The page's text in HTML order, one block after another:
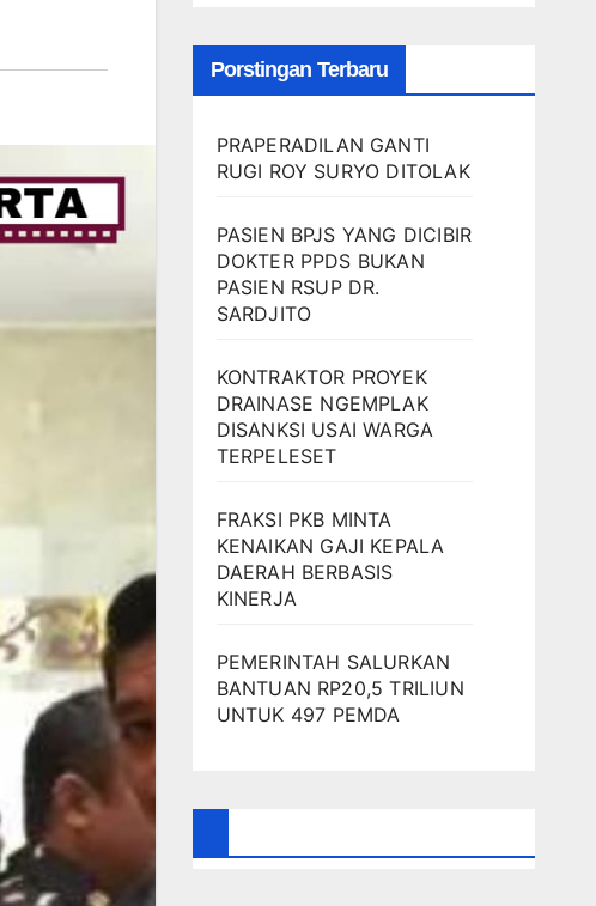
Porstingan Terbaru
PRAPERADILAN GANTI
RUGI ROY SURYO DITOLAK
PASIEN BPJS YANG DICIBIR
DOKTER PPDS BUKAN
PASIEN RSUP DR.
SARDJITO
KONTRAKTOR PROYEK
DRAINASE NGEMPLAK
DISANKSI USAI WARGA
TERPELESET
FRAKSI PKB MINTA
KENAIKAN GAJI KEPALA
DAERAH BERBASIS
KINERJA
PEMERINTAH SALURKAN
BANTUAN RP20,5 TRILIUN
UNTUK 497 PEMDA